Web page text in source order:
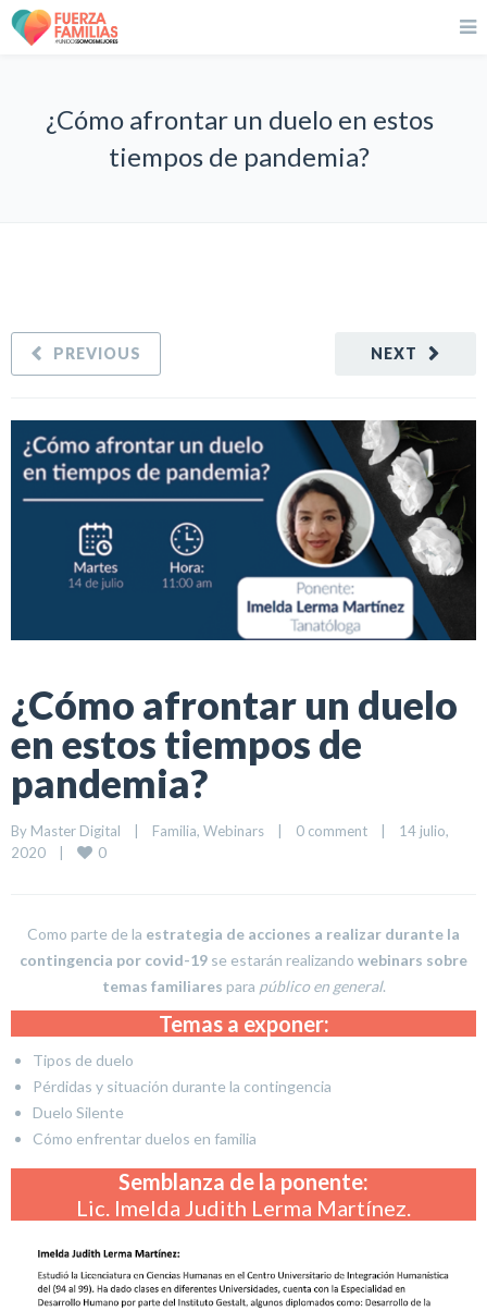
¿Cómo afrontar un duelo en estos
tiempos de pandemia?
NEXT
PREVIOUS
¿Cómo afrontar un duelo
en estos tiempos de
pandemia?
By Master Digital | Familia, Webinars | 0 comment |
14 julio,
2020
| 0
Como parte de la estrategia de acciones a realizar durante la
contingencia por covid-19 se estarán realizando webinars sobre
temas familiares para público en general.
Temas a exponer:
Tipos de duelo
Pérdidas y situación durante la contingencia
Duelo Silente
Cómo enfrentar duelos en familia
Semblanza de la ponente:
Lic. Imelda Judith Lerma Martínez.